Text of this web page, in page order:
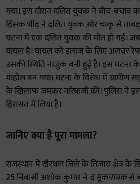
गया। इस दौरान दलित युवक ने बीच-बचाव
हिंसक भीड़ ने दलित युवक ओर चाकू से
घटना में एक दलित युवक की मौत हो गई।
घायल है। घायल को इलाज के लिए अलवर
उसकी स्थिति नाजुक बनी हुई है। इस घटना
माहौल बन गया। घटना के विरोध में
के खिलाफ जमकर नारेबाजी की। पुलिस ने
हिरासत में लिया है।
जानिए क्या है पूरा मामला?
राजस्थान में खैरथल जिले के तिजारा क्षेत्र के
25 निवासी अशोक कुमार ने द मूकनायकसे